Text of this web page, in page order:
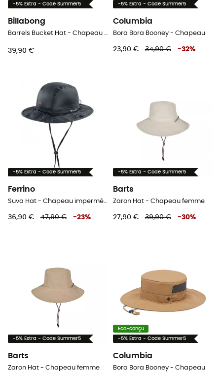
-5% Extra - Code Summer5
Billabong
Barrels Bucket Hat - Chapeau femme
39,90 €
-5% Extra - Code Summer5
Columbia
Bora Bora Booney - Chapeau
23,90 € 34,90 € -32%
-5% Extra - Code Summer5
Ferrino
Suva Hat - Chapeau imperméable
36,90 € 47,90 € -23%
-5% Extra - Code Summer5
Barts
Zaron Hat - Chapeau femme
27,90 € 39,90 € -30%
-5% Extra - Code Summer5
Barts
Zaron Hat - Chapeau femme
Eco-conçu
-5% Extra - Code Summer5
Columbia
Bora Bora Booney - Chapeau